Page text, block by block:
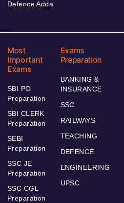
Defence Adda
Most
Important
Exams
SBI PO
Preparation
SBI CLERK
Preparation
SEBI
Preparation
SSC JE
Preparation
SSC CGL
Preparation
Exams
Preparation
BANKING &
INSURANCE
SSC
RAILWAYS
TEACHING
DEFENCE
ENGINEERING
UPSC